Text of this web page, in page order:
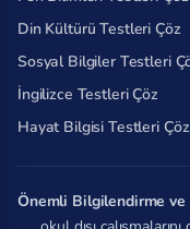
Din Kültürü Testleri Çöz
Sosyal Bilgiler Testleri
İngilizce Testleri Çöz
Hayat Bilgisi Testleri Çöz
Önemli Bilgilendirme ve